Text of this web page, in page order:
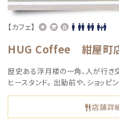
【カフェ】
HUG Coffee 紺屋町
歴史ある浮月楼の一角、人が行
ヒースタンド。 出勤前や、ショッピ
店舗詳